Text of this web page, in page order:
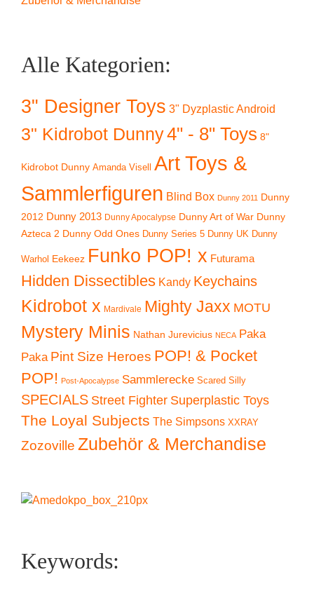
Alle Kategorien:
3" Designer Toys 3" Dyzplastic Android
3" Kidrobot Dunny4" - 8" Toys 8"
Kidrobot Dunny Amanda Visell
Art Toys &
Sammlerfiguren Blind Box Dunny 2011 Dunny
2012 Dunny 2013 Dunny Apocalypse Dunny Art of War Dunny
Azteca 2 Dunny Odd Ones Dunny Series 5 Dunny UK Dunny
Warhol Eekeez Funko POP! x Futurama
Hidden Dissectibles Kandy Keychains
Kidrobot x Mardivale Mighty Jaxx MOTU
Mystery Minis Nathan Jurevicius NECA Paka
Paka Pint Size Heroes POP! & Pocket
POP! Post-Apocalypse Sammlerecke Scared Silly
SPECIALS Street Fighter Superplastic Toys
The Loyal Subjects The Simpsons XXRAY
Zozoville Zubehör & Merchandise
Keywords: